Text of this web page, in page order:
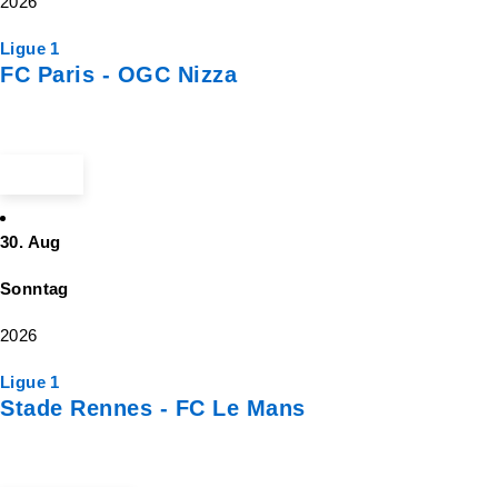
Ligue 1
FC Paris - OGC Nizza
30. Aug
Sonntag
2026
Ligue 1
Stade Rennes - FC Le Mans